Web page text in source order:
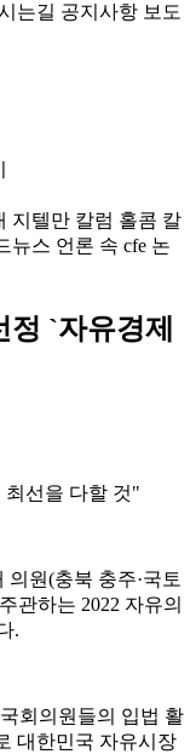
는길 공지사항 보도
지텔만 칼럼 홀콤 칼
뉴스 언론 속 cfe 논
`자유경제
선을 다할 것"
원(충북 충주·국토
관하는 2022 자유의
.
회의원들의 입법 활
대한민국 자유시장